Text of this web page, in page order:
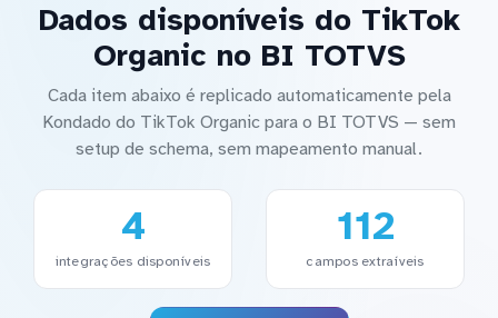
Dados disponíveis do TikTok
Organic no BI TOTVS
Cada item abaixo é replicado automaticamente pela
Kondado do TikTok Organic para o BI TOTVS — sem
setup de schema, sem mapeamento manual.
4
integrações disponíveis
112
campos extraíveis